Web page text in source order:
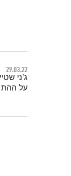
29.03.22
ג'ני
על